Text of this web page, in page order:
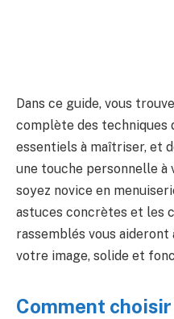
Dans ce guide, vous
complète des techniques
essentiels à maîtriser, et
une touche personnelle à
soyez novice en
astuces concrètes et les
rassemblés vous
votre image, solide et
Comment